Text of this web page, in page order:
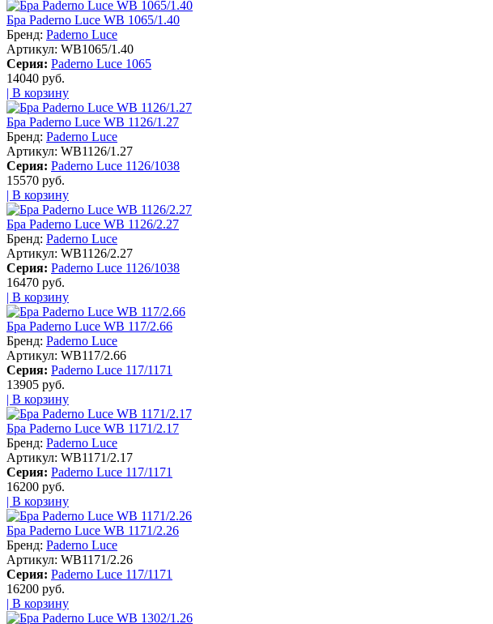
Бра Paderno Luce WB 1065/1.40
Бренд: Paderno Luce
Артикул: WB1065/1.40
Серия: Paderno Luce 1065
14040 руб.
| В корзину
Бра Paderno Luce WB 1126/1.27
Бренд: Paderno Luce
Артикул: WB1126/1.27
Серия: Paderno Luce 1126/1038
15570 руб.
| В корзину
Бра Paderno Luce WB 1126/2.27
Бренд: Paderno Luce
Артикул: WB1126/2.27
Серия: Paderno Luce 1126/1038
16470 руб.
| В корзину
Бра Paderno Luce WB 117/2.66
Бренд: Paderno Luce
Артикул: WB117/2.66
Серия: Paderno Luce 117/1171
13905 руб.
| В корзину
Бра Paderno Luce WB 1171/2.17
Бренд: Paderno Luce
Артикул: WB1171/2.17
Серия: Paderno Luce 117/1171
16200 руб.
| В корзину
Бра Paderno Luce WB 1171/2.26
Бренд: Paderno Luce
Артикул: WB1171/2.26
Серия: Paderno Luce 117/1171
16200 руб.
| В корзину